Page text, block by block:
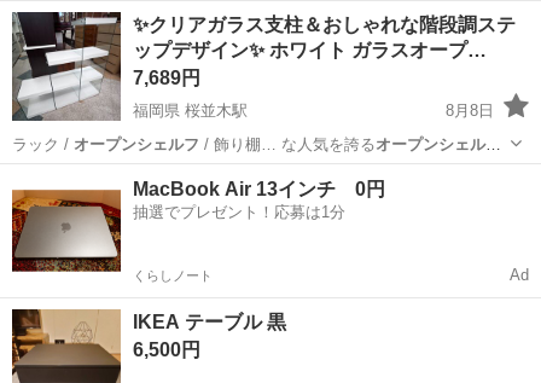
埼玉 久喜市 久喜駅 収納家具 シェルフ
✨クリアガラス支柱＆おしゃれな階段調ステ
ップデザイン✨ ホワイト ガラスオープ…
7,689円
福岡県 桜並木駅
8月8日
ラック / オープンシェルフ / 飾り棚… な人気を誇るオープンシェルフ
です！自分で…
収納家具
MacBook Air 13インチ 0円
抽選でプレゼント！応募は1分
くらしノート Ad
IKEA テーブル 黒
6,500円